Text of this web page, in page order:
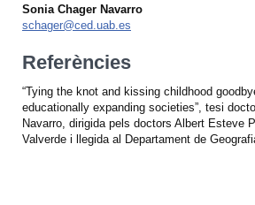
Sonia Chager Navarro
schager@ced.uab.es
Referències
“Tying the knot and kissing childhood
educationally expanding societies”, tesi
Navarro, dirigida pels doctors Albert Esteve
Valverde i llegida al Departament de